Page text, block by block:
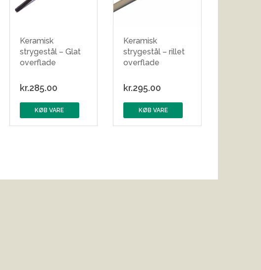
Keramisk
strygestål – Glat
overflade
kr.285.00
KØB VARE
Keramisk
strygestål – rillet
overflade
kr.295.00
KØB VARE